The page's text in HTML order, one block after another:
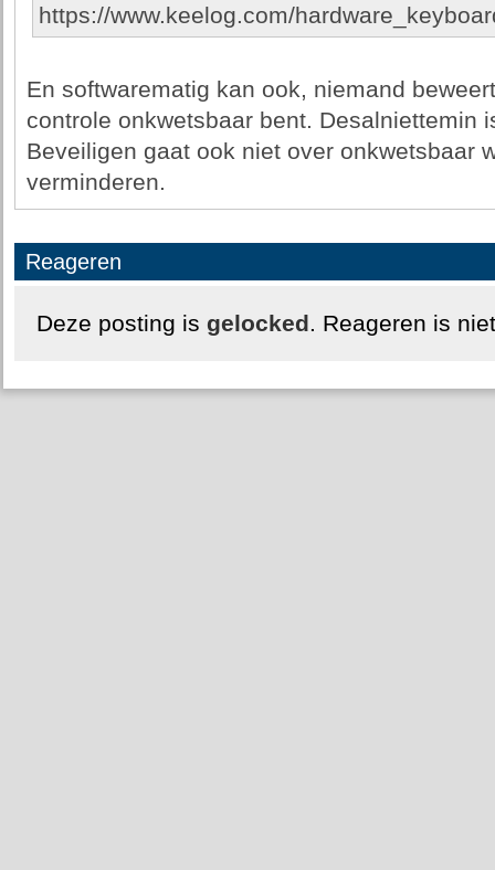
https://www.keelog.com/
En softwarematig kan ook, niemand
controle onkwetsbaar bent. Desalniettemin
Beveiligen gaat ook niet over onkwetsbaar
verminderen.
Reageren
Deze posting is gelocked. Reageren is